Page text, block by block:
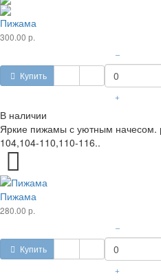
Пижама
300.00 р.
Купить
–
+
В наличии
Яркие пижамы с уютным начесом.
104,104-110,110-116..
Пижама
280.00 р.
Купить
–
+